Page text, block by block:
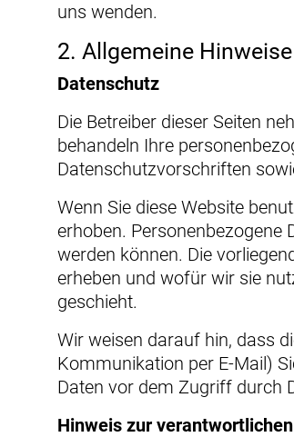
uns wenden.
2. Allgemeine
Datenschutz
Die Betreiber dieser Seiten
behandeln Ihre
Datenschutzvorschriften
Wenn Sie diese Website
erhoben. Personenbezogene
werden können. Die
erheben und wofür wir sie
geschieht.
Wir weisen darauf hin, dass
Kommunikation per E-Mail)
Daten vor dem Zugriff durch
Hinweis zur